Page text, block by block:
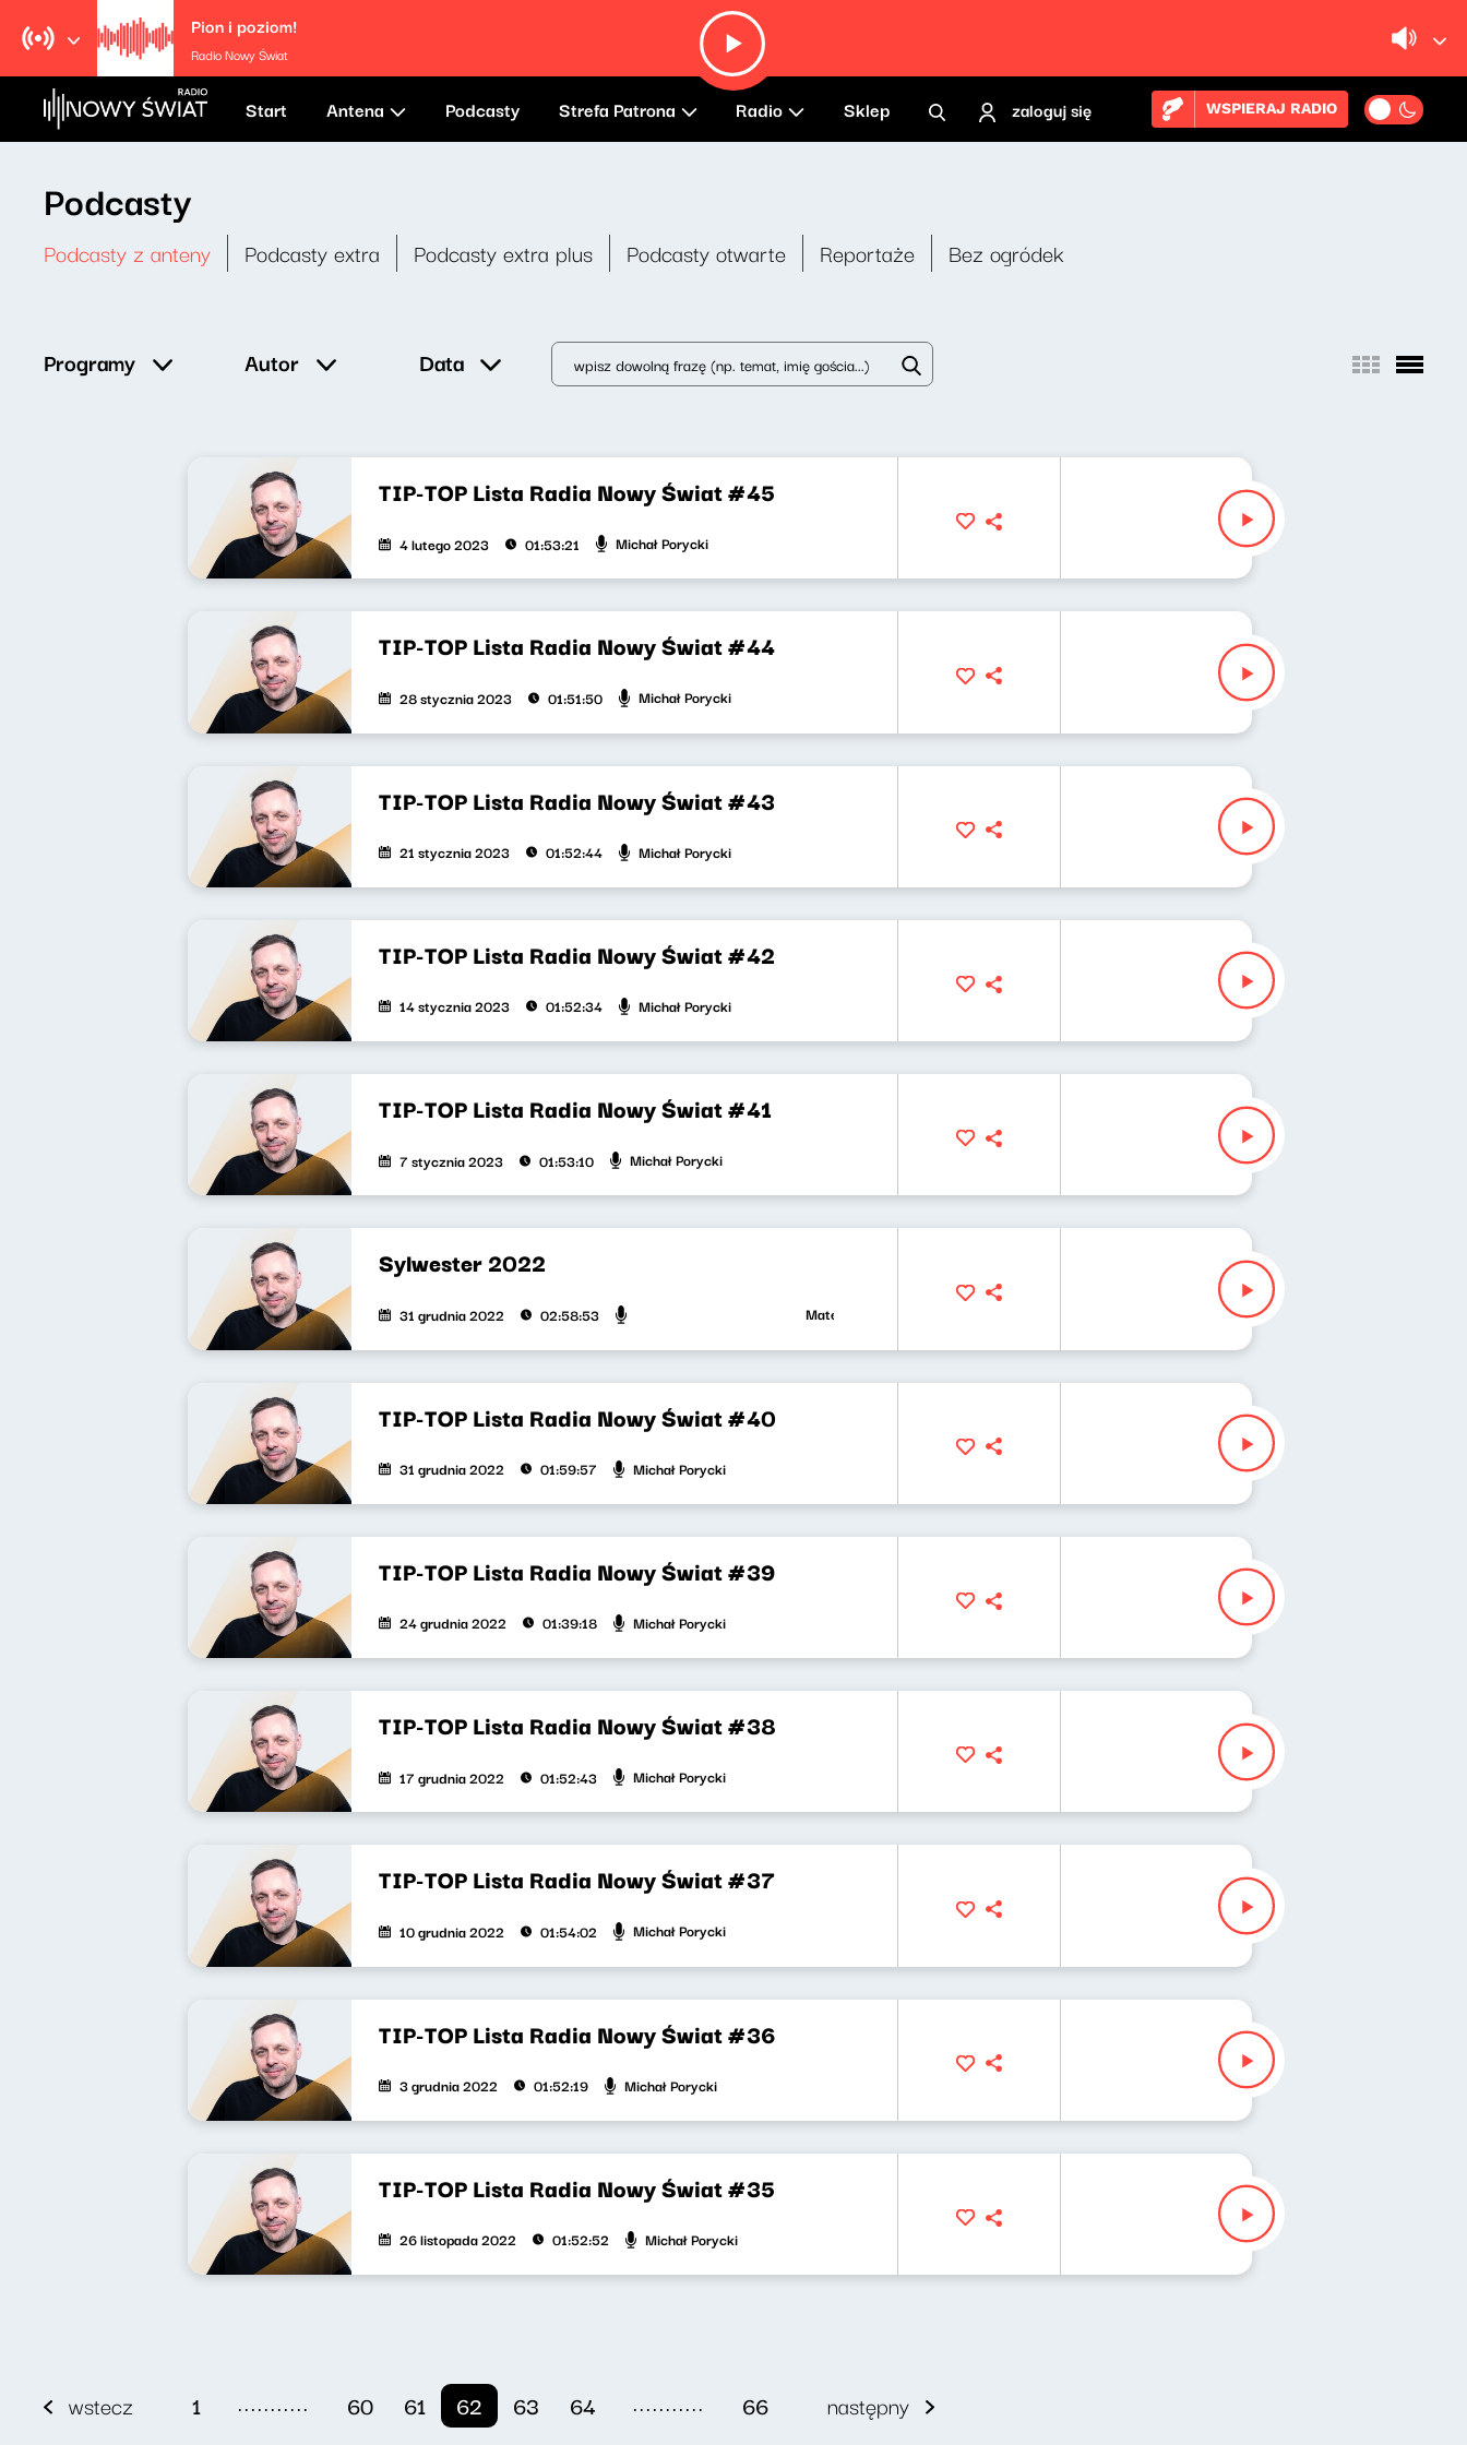
Pion i poziom!
Radio Nowy Świat
Start Antena Podcasty Strefa Patrona Radio Sklep zaloguj się WSPIERAJ RADIO
Podcasty
Podcasty z anteny Podcasty extra Podcasty extra plus Podcasty otwarte Reportaże Bez ogródek
Programy Autor Data
TIP-TOP Lista Radia Nowy Świat #45
4 lutego 2023 01:53:21 Michał Porycki
TIP-TOP Lista Radia Nowy Świat #44
28 stycznia 2023 01:51:50 Michał Porycki
TIP-TOP Lista Radia Nowy Świat #43
21 stycznia 2023 01:52:44 Michał Porycki
TIP-TOP Lista Radia Nowy Świat #42
14 stycznia 2023 01:52:34 Michał Porycki
TIP-TOP Lista Radia Nowy Świat #41
7 stycznia 2023 01:53:10 Michał Porycki
Sylwester 2022
31 grudnia 2022 02:58:53 Mateusz Andruszkiewicz, Michał Porycki
TIP-TOP Lista Radia Nowy Świat #40
31 grudnia 2022 01:59:57 Michał Porycki
TIP-TOP Lista Radia Nowy Świat #39
24 grudnia 2022 01:39:18 Michał Porycki
TIP-TOP Lista Radia Nowy Świat #38
17 grudnia 2022 01:52:43 Michał Porycki
TIP-TOP Lista Radia Nowy Świat #37
10 grudnia 2022 01:54:02 Michał Porycki
TIP-TOP Lista Radia Nowy Świat #36
3 grudnia 2022 01:52:19 Michał Porycki
TIP-TOP Lista Radia Nowy Świat #35
26 listopada 2022 01:52:52 Michał Porycki
wstecz 1 ........... 60 61 62 63 64 ........... 66 następny